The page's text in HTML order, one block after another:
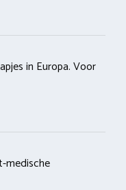
in Europa. Voor
medische